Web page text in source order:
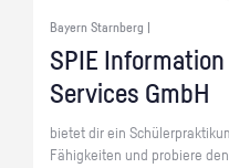
Bayern Starnberg |
SPIE
Ser­vices GmbH
bie­tet dir ein
Fä­hig­kei­ten und pro­bie­re